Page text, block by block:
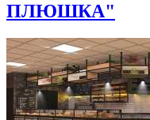
ПЛЮШКА"